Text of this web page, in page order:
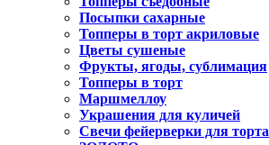
Посыпки сахарные
Топперы в торт акриловые
Цветы сушеные
Фрукты, ягоды, сублимация
Топперы в торт
Маршмеллоу
Украшения для куличей
Свечи фейерверки для торта